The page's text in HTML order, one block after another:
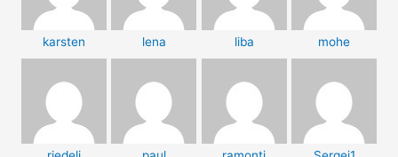
karsten lena liba mohe